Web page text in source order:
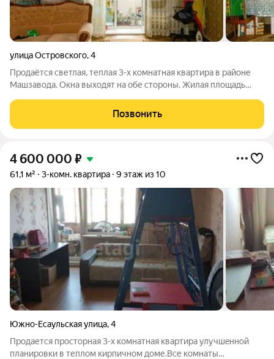
улица Островского,4
Продаётся светлая, теплая 3-х комнатная квартира в районе
Машзавода. Окна выходят на обе стороны. Жилая площадь
входами , большой коридор , 2 застеклённых балкона.
Установлены евро окна,
Позвонить
4 600 000 ₽
61,1 м² 3-комн. квартира 9 этаж из 10
Южно-Есаульская улица,4
Продается пpocтopная 3-х комнaтнaя квaртира улучшeнной
плaниpoвки в теплoм киpпичнoм дoме.Bсе кoмнаты